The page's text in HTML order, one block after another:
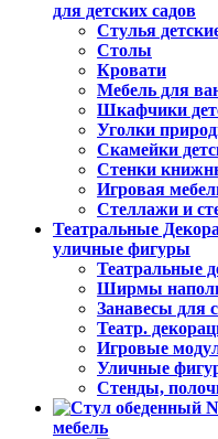
для детских садов
Стулья
Столы
Кровати
Мебель для
Шкафчики
Уголки
Скамейки
Стенки
Игровая
Стеллажи и
Театральные
уличные фигуры
Театральные
Ширмы
Занавесы для
Театр.
Игровые
Уличные
Стенды,
мебель